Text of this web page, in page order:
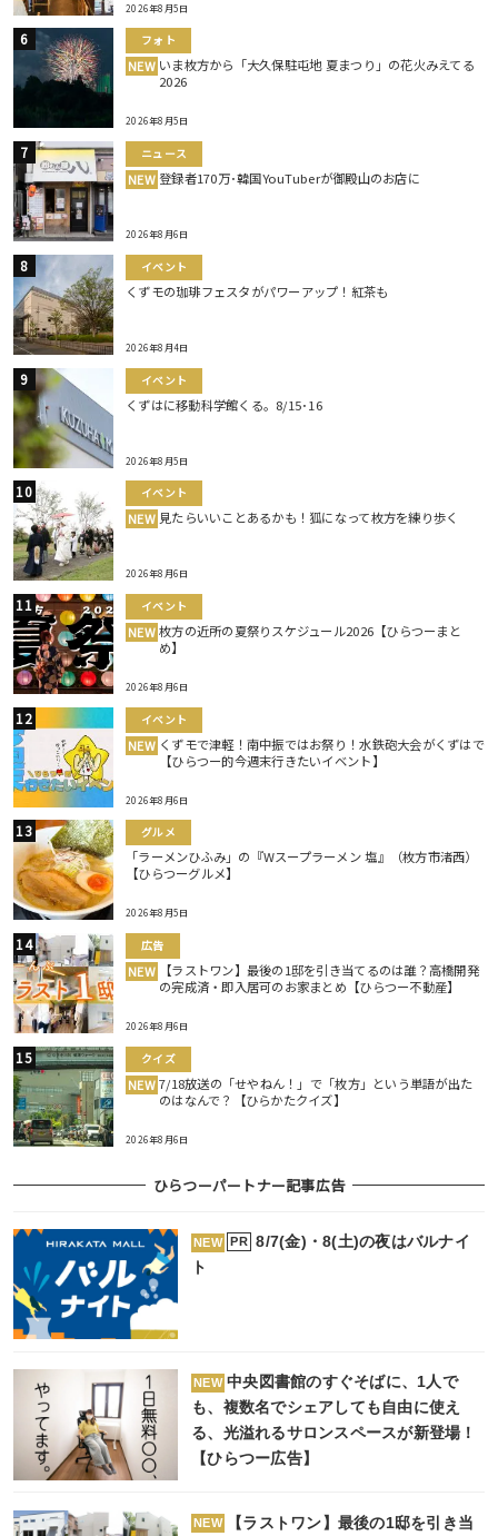
2026年8月5日
フォト
NEW いま枚方から「大久保駐屯地 夏まつり」の花火みえてる
2026
2026年8月5日
ニュース
NEW 登録者170万･韓国YouTuberが御殿山のお店に
2026年8月6日
イベント
くずモの珈琲フェスタがパワーアップ！紅茶も
2026年8月4日
イベント
くずはに移動科学館くる。8/15･16
2026年8月5日
イベント
NEW 見たらいいことあるかも！狐になって枚方を練り歩く
2026年8月6日
イベント
NEW 枚方の近所の夏祭りスケジュール2026【ひらつーまと
め】
2026年8月6日
イベント
NEW くずモで津軽！南中振ではお祭り！水鉄砲大会がくずはで
【ひらつー的今週末行きたいイベント】
2026年8月6日
グルメ
「ラーメンひふみ」の『Wスープラーメン 塩』（枚方市渚西）
【ひらつーグルメ】
2026年8月5日
広告
NEW
【ラストワン】最後の1邸を引き当てるのは誰？高橋開発
の完成済・即入居可のお家まとめ【ひらつー不動産】
2026年8月6日
クイズ
NEW 7/18放送の「せやねん！」で「枚方」という単語が出た
のはなんで？【ひらかたクイズ】
2026年8月6日
ひらつーパートナー記事広告
NEW PR
8/7(金)・8(土)の夜はバルナイ
ト
NEW 中央図書館のすぐそばに、1人で
も、複数名でシェアしても自由に使え
る、光溢れるサロンスペースが新登場！
【ひらつー広告】
NEW 【ラストワン】最後の1邸を引き当